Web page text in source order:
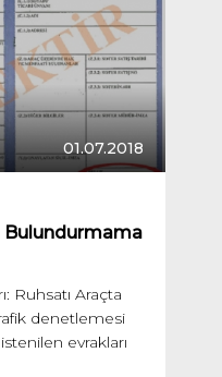
01.07.2018
Bulundurmama
Ruhsatı Araçta
denetlemesi
evrakları